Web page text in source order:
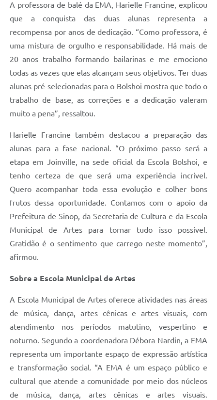
A professora de balé da EMA, Harielle Francine, explicou
que a conquista das duas alunas representa a
recompensa por anos de dedicação. “Como professora, é
uma mistura de orgulho e responsabilidade. Há mais de
20 anos trabalho formando bailarinas e me emociono
todas as vezes que elas alcançam seus objetivos. Ter duas
alunas pré-selecionadas para o Bolshoi mostra que todo o
trabalho de base, as correções e a dedicação valeram
muito a pena”, ressaltou.
Harielle Francine também destacou a preparação das
alunas para a fase nacional. “O próximo passo será a
etapa em Joinville, na sede oficial da Escola Bolshoi, e
tenho certeza de que será uma experiência incrível.
Quero acompanhar toda essa evolução e colher bons
frutos dessa oportunidade. Contamos com o apoio da
Prefeitura de Sinop, da Secretaria de Cultura e da Escola
Municipal de Artes para tornar tudo isso possível.
Gratidão é o sentimento que carrego neste momento”,
afirmou.
Sobre a Escola Municipal de Artes
A Escola Municipal de Artes oferece atividades nas áreas
de música, dança, artes cênicas e artes visuais, com
atendimento nos períodos matutino, vespertino e
noturno. Segundo a coordenadora Débora Nardin, a EMA
representa um importante espaço de expressão artística
e transformação social. “A EMA é um espaço público e
cultural que atende a comunidade por meio dos núcleos
de música, dança, artes cênicas e artes visuais.